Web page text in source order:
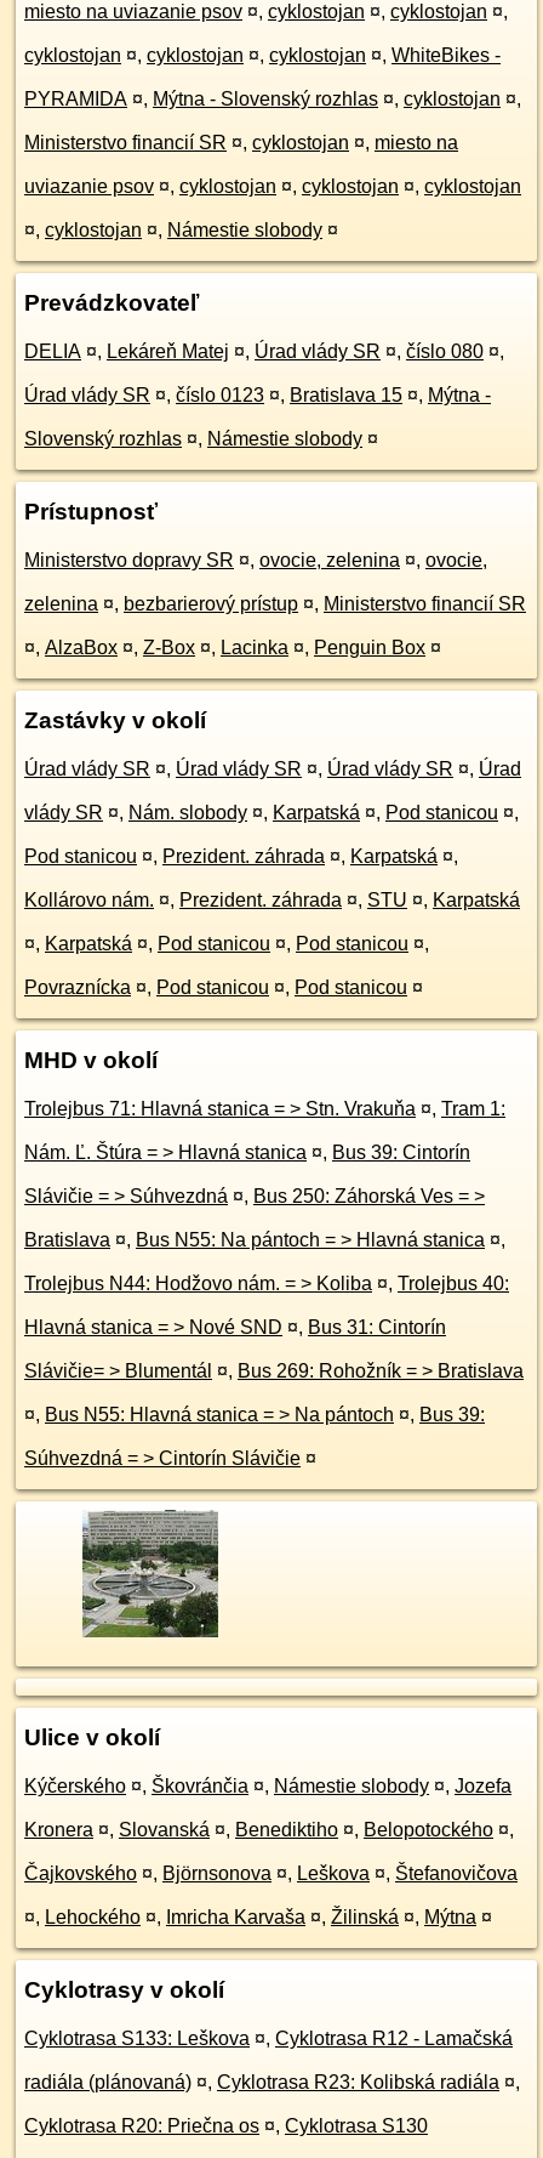
miesto na uviazanie psov ¤, cyklostojan ¤, cyklostojan ¤,
cyklostojan ¤, cyklostojan ¤, cyklostojan ¤, WhiteBikes -
PYRAMIDA ¤, Mýtna - Slovenský rozhlas ¤, cyklostojan ¤,
Ministerstvo financií SR ¤, cyklostojan ¤, miesto na
uviazanie psov ¤, cyklostojan ¤, cyklostojan ¤, cyklostojan
¤, cyklostojan ¤, Námestie slobody ¤
Prevádzkovateľ
DELIA ¤, Lekáreň Matej ¤, Úrad vlády SR ¤, číslo 080 ¤,
Úrad vlády SR ¤, číslo 0123 ¤, Bratislava 15 ¤, Mýtna -
Slovenský rozhlas ¤, Námestie slobody ¤
Prístupnosť
Ministerstvo dopravy SR ¤, ovocie, zelenina ¤, ovocie,
zelenina ¤, bezbarierový prístup ¤, Ministerstvo financií SR
¤, AlzaBox ¤, Z-Box ¤, Lacinka ¤, Penguin Box ¤
Zastávky v okolí
Úrad vlády SR ¤, Úrad vlády SR ¤, Úrad vlády SR ¤, Úrad
vlády SR ¤, Nám. slobody ¤, Karpatská ¤, Pod stanicou ¤,
Pod stanicou ¤, Prezident. záhrada ¤, Karpatská ¤,
Kollárovo nám. ¤, Prezident. záhrada ¤, STU ¤, Karpatská
¤, Karpatská ¤, Pod stanicou ¤, Pod stanicou ¤,
Povraznícka ¤, Pod stanicou ¤, Pod stanicou ¤
MHD v okolí
Trolejbus 71: Hlavná stanica = > Stn. Vrakuňa ¤, Tram 1:
Nám. Ľ. Štúra = > Hlavná stanica ¤, Bus 39: Cintorín
Slávičie = > Súhvezdná ¤, Bus 250: Záhorská Ves = >
Bratislava ¤, Bus N55: Na pántoch = > Hlavná stanica ¤,
Trolejbus N44: Hodžovo nám. = > Koliba ¤, Trolejbus 40:
Hlavná stanica = > Nové SND ¤, Bus 31: Cintorín
Slávičie= > Blumentál ¤, Bus 269: Rohožník = > Bratislava
¤, Bus N55: Hlavná stanica = > Na pántoch ¤, Bus 39:
Súhvezdná = > Cintorín Slávičie ¤
Ulice v okolí
Kýčerského ¤, Škovránčia ¤, Námestie slobody ¤, Jozefa
Kronera ¤, Slovanská ¤, Benediktiho ¤, Belopotockého ¤,
Čajkovského ¤, Björnsonova ¤, Leškova ¤, Štefanovičova
¤, Lehockého ¤, Imricha Karvaša ¤, Žilinská ¤, Mýtna ¤
Cyklotrasy v okolí
Cyklotrasa S133: Leškova ¤, Cyklotrasa R12 - Lamačská
radiála (plánovaná) ¤, Cyklotrasa R23: Kolibská radiála ¤,
Cyklotrasa R20: Priečna os ¤, Cyklotrasa S130